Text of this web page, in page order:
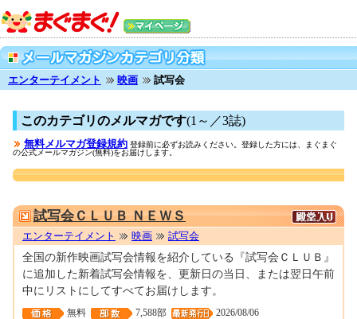
エンターテイメント 映画 試写会
このカテゴリのメルマガです(1～／3誌)
無料メルマガ登録規約 登録前に必ずお読みください。登録した方には、まぐまぐ
の公式メールマガジン(無料)をお届けします。
試写会ＣＬＵＢ ＮＥＷＳ
エンターテイメント 映画 試写会
全国の新作映画試写会情報を紹介している『試写会ＣＬＵＢ』
に追加した新着試写会情報を、更新日の当日、または翌日午前
中にリストにしてすべてお届けします。
無料 7,588部
2026/08/06